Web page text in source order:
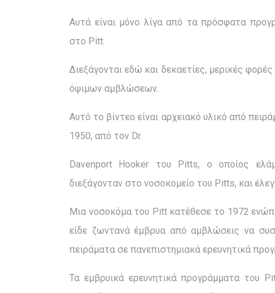
Αυτά είναι μόνο λίγα από τα πρόσφατα
στο Pitt.
Διεξάγονται εδώ και δεκαετίες, μερικές
όψιμων αμβλώσεων.
Αυτό το βίντεο είναι αρχειακό υλικό από
1950, από τον Dr.
Davenport Hooker του Pitts, ο οποίος
διεξάγονταν στο νοσοκομείο του Pitts, και
Μια νοσοκόμα του Pitt κατέθεσε το 1972
είδε ζωντανά έμβρυα από αμβλώσεις να
πειράματα σε πανεπιστημιακά ερευνητικά
Τα εμβρυικά ερευνητικά προγράμματα του